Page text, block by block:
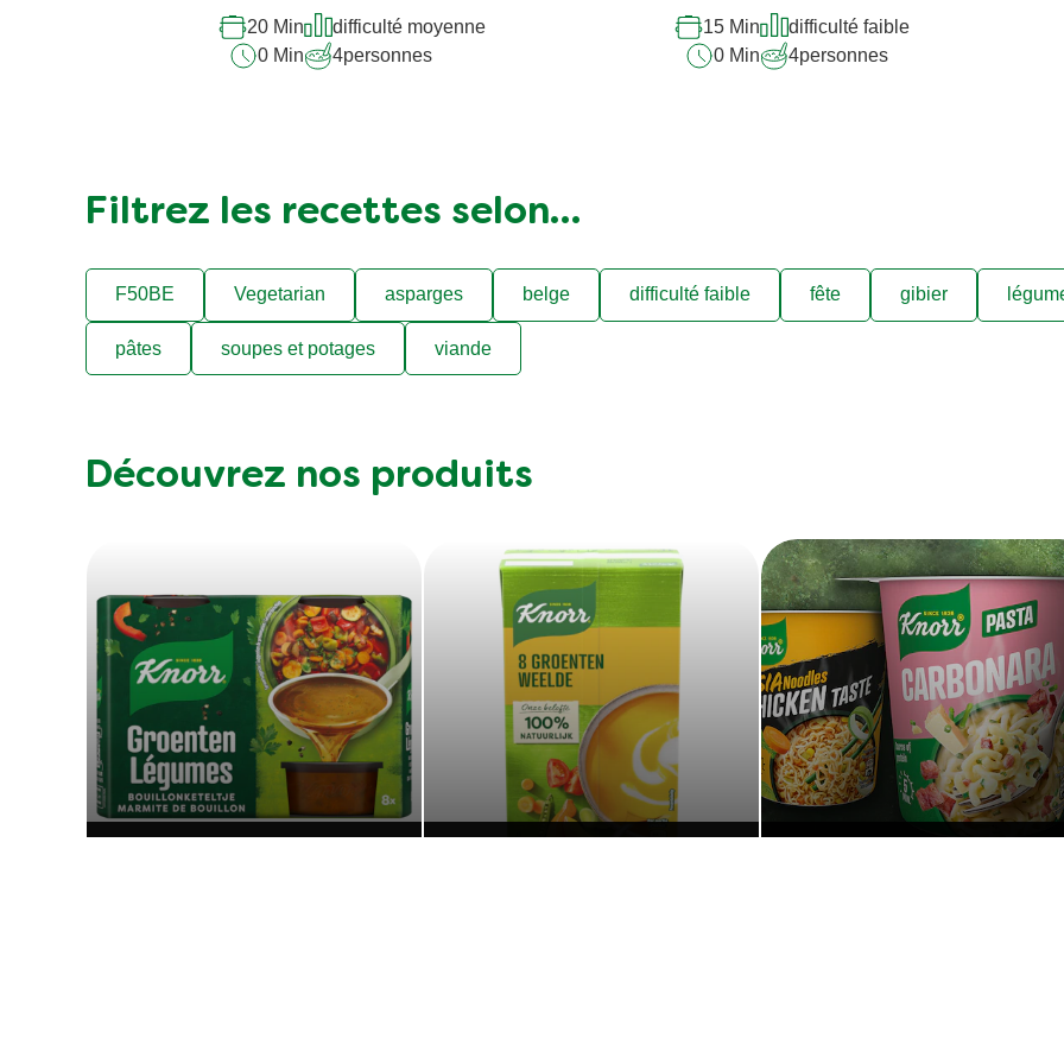
20 Min
difficulté moyenne
0 Min
4personnes
15 Min
difficulté faible
0 Min
4personnes
Filtrez les recettes selon…
F50BE Vegetarian asparges belge difficulté faible fête gibier
pâtes soupes et potages viande
Découvrez nos produits